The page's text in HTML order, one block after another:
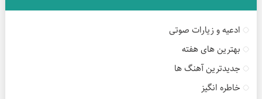
ادعیه و زیارات صوتی
بهترین های هفته
جدیدترین آهنگ ها
خاطره انگیز